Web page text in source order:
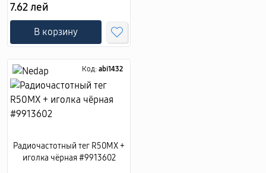
7.62 лей
В корзину
Код: abi1432
Радиочастотный тег R50MX +
иголка чёрная #9913602